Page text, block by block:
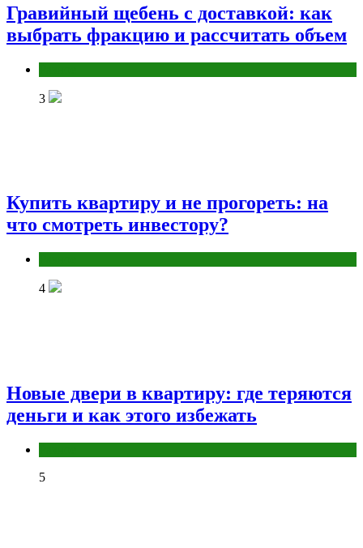
Гравийный щебень с доставкой: как
выбрать фракцию и рассчитать объем
3
Купить квартиру и не прогореть: на
что смотреть инвестору?
4
Новые двери в квартиру: где теряются
деньги и как этого избежать
5